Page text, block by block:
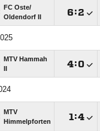
FC Oste/​
Oldendorf II
:
MTV Hammah
:
MTV
Himmelpforten
: